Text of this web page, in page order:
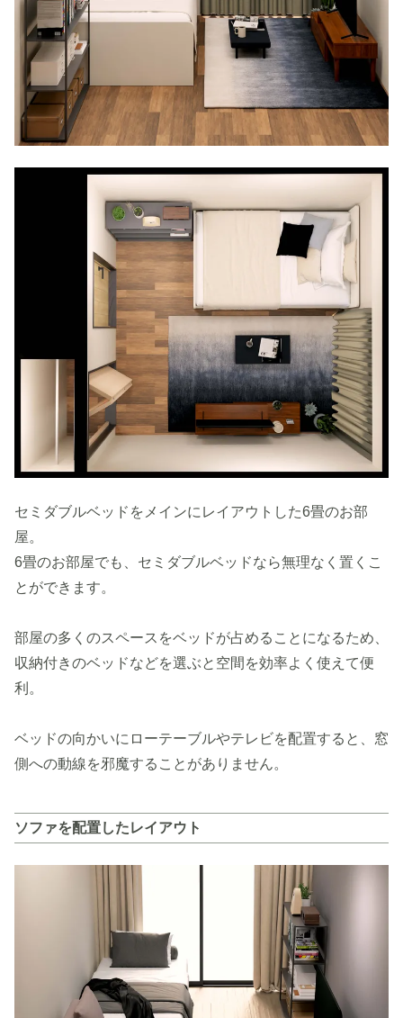
セミダブルベッドをメインにレイアウトした6畳のお部
屋。
6畳のお部屋でも、セミダブルベッドなら無理なく置くこ
とができます。
部屋の多くのスペースをベッドが占めることになるため、
収納付きのベッドなどを選ぶと空間を効率よく使えて便
利。
ベッドの向かいにローテーブルやテレビを配置すると、窓
側への動線を邪魔することがありません。
ソファを配置したレイアウト